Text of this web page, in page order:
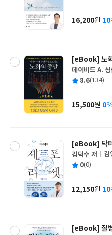
사
가
16,200원
[eBook] 노
글
쓴
출
사
평 8.6(134)
가
15,500원
[eBook] 닥
글
쓴
김덕수 저
출
사
김
평 0(0)
가
12,150원
[eBook] 질